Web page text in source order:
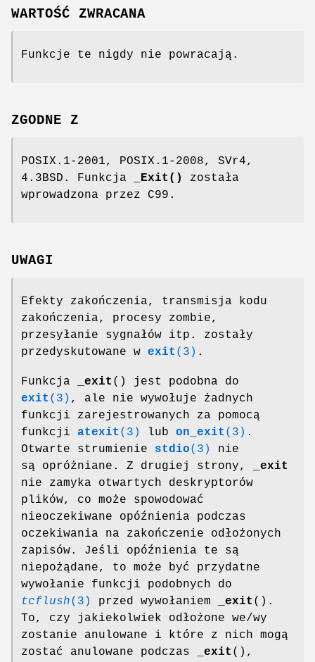
WARTOŚĆ ZWRACANA
Funkcje te nigdy nie powracają.
ZGODNE Z
POSIX.1-2001, POSIX.1-2008, SVr4,
4.3BSD. Funkcja
_Exit()
została
wprowadzona przez C99.
UWAGI
Efekty zakończenia, transmisja kodu
zakończenia, procesy zombie,
przesyłanie sygnałów itp. zostały
przedyskutowane w exit (3) .
Funkcja _exit () jest podobna do
exit (3) , ale nie wywołuje żadnych
funkcji zarejestrowanych za pomocą
funkcji atexit (3) lub on_exit (3) .
Otwarte strumienie stdio(3)
nie
są opróżniane. Z drugiej strony,
_exit
nie zamyka otwartych deskryptorów
plików, co może spowodować
nieoczekiwane opóźnienia podczas
oczekiwania na zakończenie odłożonych
zapisów. Jeśli opóźnienia te są
niepożądane, to może być przydatne
wywołanie funkcji podobnych do
tcflush(3) przed wywołaniem _exit ().
To, czy jakiekolwiek odłożone we/wy
zostanie anulowane i które z nich mogą
zostać anulowane podczas
_exit (),